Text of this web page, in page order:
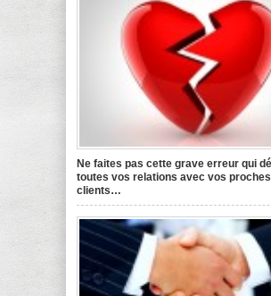
Ne faites pas cette grave erreur qui
toutes vos relations avec vos
clients…